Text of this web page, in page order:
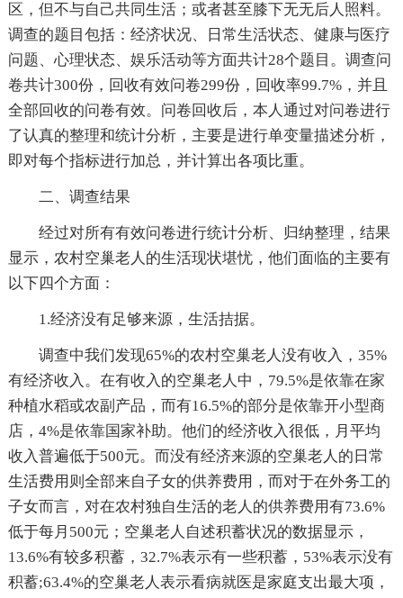
区，但不与自己共同生活；或者甚至膝下无无后人照料。
调查的题目包括：经济状况、日常生活状态、健康与医疗
问题、心理状态、娱乐活动等方面共计28个题目。调查问
卷共计300份，回收有效问卷299份，回收率99.7%，并且
全部回收的问卷有效。问卷回收后，本人通过对问卷进行
了认真的整理和统计分析，主要是进行单变量描述分析，
即对每个指标进行加总，并计算出各项比重。
二、调查结果
经过对所有有效问卷进行统计分析、归纳整理，结果
显示，农村空巢老人的生活现状堪忧，他们面临的主要有
以下四个方面：
1.经济没有足够来源，生活拮据。
调查中我们发现65%的农村空巢老人没有收入，35%
有经济收入。在有收入的空巢老人中，79.5%是依靠在家
种植水稻或农副产品，而有16.5%的部分是依靠开小型商
店，4%是依靠国家补助。他们的经济收入很低，月平均
收入普遍低于500元。而没有经济来源的空巢老人的日常
生活费用则全部来自子女的供养费用，而对于在外务工的
子女而言，对在农村独自生活的老人的供养费用有73.6%
低于每月500元；空巢老人自述积蓄状况的数据显示，
13.6%有较多积蓄，32.7%表示有一些积蓄，53%表示没有
积蓄;63.4%的空巢老人表示看病就医是家庭支出最大项，